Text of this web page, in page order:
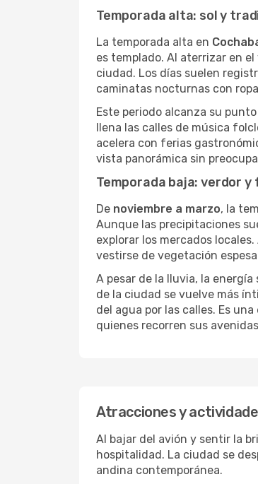
Temporada alta: sol y
La temporada alta en
es templado. Al aterrizar en
ciudad. Los días suelen
caminatas nocturnas con
Este periodo alcanza su
llena las calles de música
acelera con ferias
vista panorámica sin
Temporada baja: verdor
De noviembre a marzo, la
Aunque las precipitaciones
explorar los mercados
vestirse de vegetación
A pesar de la lluvia, la
de la ciudad se vuelve más
del agua por las calles. Es
quienes recorren sus
Atracciones y
Al bajar del avión y sentir la
hospitalidad. La ciudad se
andina contemporánea.